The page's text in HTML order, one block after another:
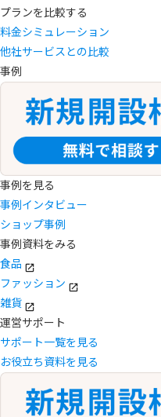
プランを比較する
料金シミュレーション
他社サービスとの比較
事例
事例を見る
事例インタビュー
ショップ事例
事例資料をみる
食品
ファッション
雑貨
運営サポート
サポート一覧を見る
お役立ち資料を見る